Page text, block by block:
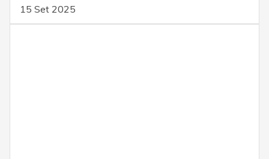
15 Set 2025